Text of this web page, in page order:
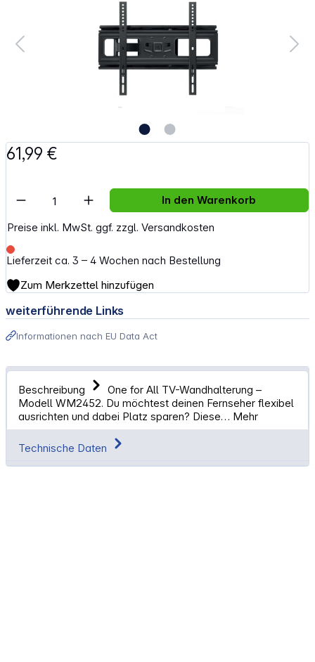
61,99 €
Preise inkl. MwSt. ggf. zzgl. Versandkosten
Lieferzeit ca. 3 – 4 Wochen nach Bestellung
Artikel Anzahl: Gib den gewünschten
In den Warenkorb
Zum Merkzettel hinzufügen
weiterführende Links
Informationen nach EU Data Act
Beschreibung
One for All TV-Wandhalterung –
Modell WM2452. Du möchtest deinen Fernseher flexibel
ausrichten und dabei Platz sparen? Diese… Mehr
Technische Daten